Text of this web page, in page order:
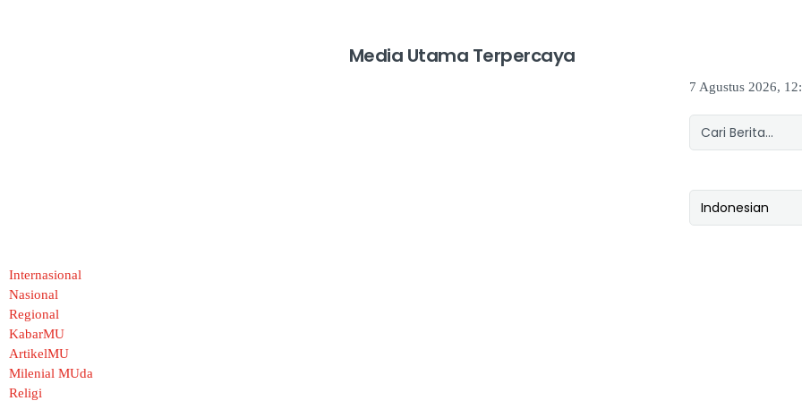
Media Utama Terpercaya
7 Agustus 2026,
Internasional
Nasional
Regional
KabarMU
ArtikelMU
Milenial MUda
Religi